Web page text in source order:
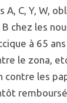
A, C, Y, W,
chez les
à 65
le zona,
contre les